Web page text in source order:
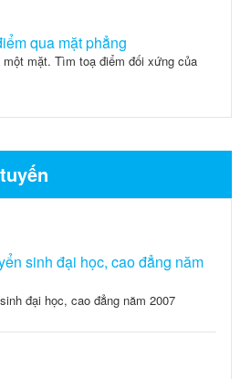
qua mặt phẳng
mặt. Tìm toạ điểm đối xứng của
sinh đại học, cao đẳng năm
đại học, cao đẳng năm 2007